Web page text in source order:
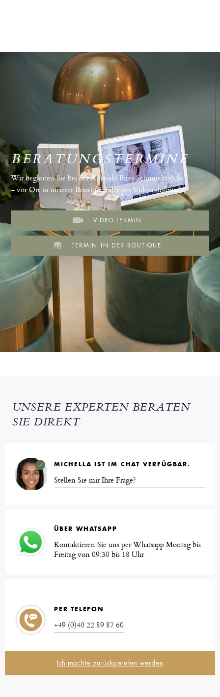
BERATUNGSTERMINE
Wir begleiten Sie bei der Auswahl Ihres Schmuckstücks
– vor Ort in unserer Boutique oder per Videotelefonat.
VIDEO-TERMIN
TERMIN IN DER BOUTIQUE
UNSERE EXPERTEN BERATEN
SIE DIREKT
MICHELLA IST IM CHAT VERFÜGBAR.
Stellen Sie mir Ihre Frage?
ÜBER WHATSAPP
Kontaktieren Sie uns per Whatsapp Montag bis
Freitag von 09:30 bis 18 Uhr
PER TELEFON
+49 (0)40 22 89 87 60
Ich möchte zurückgerufen werden